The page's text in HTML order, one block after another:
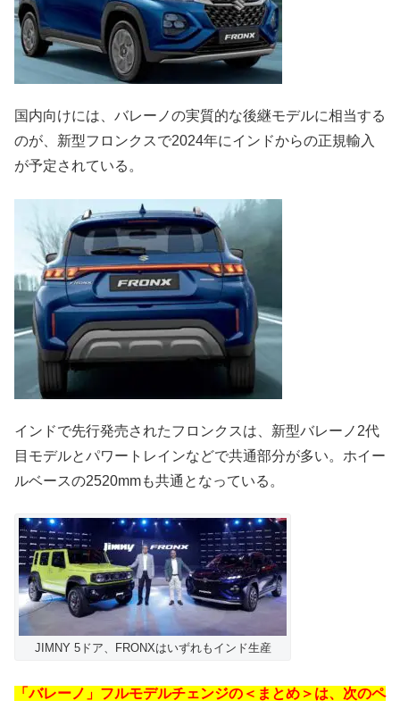
国内向けには、バレーノの実質的な後継モデルに相当する
のが、新型フロンクスで2024年にインドからの正規輸入
が予定されている。
インドで先行発売されたフロンクスは、新型バレーノ2代
目モデルとパワートレインなどで共通部分が多い。ホイー
ルベースの2520mmも共通となっている。
JIMNY 5ドア、FRONXはいずれもインド生産
「バレーノ」フルモデルチェンジの＜まとめ＞は、次のペ